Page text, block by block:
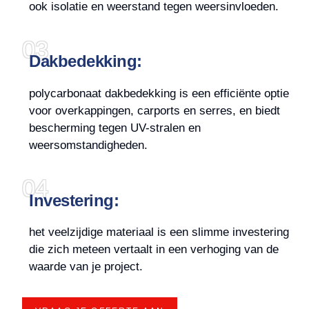
ook isolatie en weerstand tegen weersinvloeden.
03
Dakbedekking:
polycarbonaat dakbedekking is een efficiënte optie
voor overkappingen, carports en serres, en biedt
bescherming tegen UV-stralen en
weersomstandigheden.
04
Investering:
het veelzijdige materiaal is een slimme investering
die zich meteen vertaalt in een verhoging van de
waarde van je project.